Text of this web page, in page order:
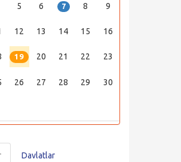
5 6 7 8 9
12 13 14 15 16
19 20 21 22 23
26 27 28 29 30
Davlatlar